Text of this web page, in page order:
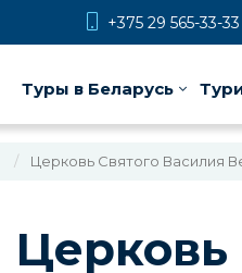
+375 29 565-33-33
Туры в Беларусь
Церковь Святого Василия
Церковь